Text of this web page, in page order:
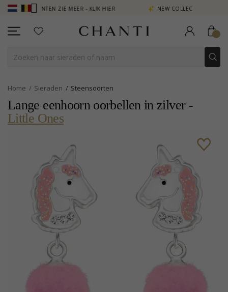
ZIE MEER - KLIK HIER NEW COLLECTION | AURA
Home Sieraden Steensoorten
Lange eenhoorn oorbellen in zilver -
Little Ones